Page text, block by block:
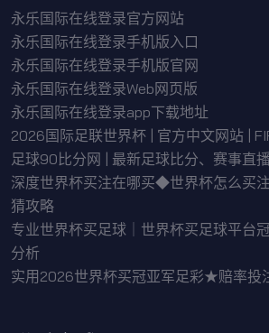
永乐国际在线登录官方网站
永乐国际在线登录手机版入口
永乐国际在线登录手机版官网
永乐国际在线登录Web网页版
永乐国际在线登录app下载地址
2026国际足联世界杯 | 官方中文网站 |
足球90比分网 | 最新足球比分、赛事直
深度世界杯买注在哪买◆世界杯怎么买
猜攻略
专业世界杯买足球｜世界杯买足球平台
分析
实用2026世界杯买冠亚军足彩★赔率投